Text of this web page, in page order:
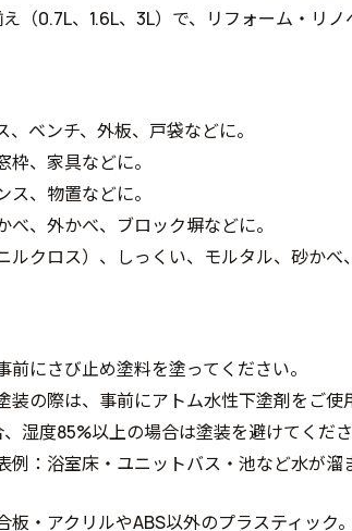
（0.7L、1.6L、3L）で、リフォーム・リノ
、ベンチ、外板、戸袋などに。
、家具などに。
、物置などに。
べ、外かべ、ブロック塀などに。
ルクロス）、しっくい、モルタル、砂かべ
前にさび止め塗料を塗ってください。
装の際は、事前にアトム水性下塗剤をご使
湿度85%以上の場合は塗装を避けてくださ
例：浴室床・ユニットバス・池など水が溜
・アクリルやABS以外のプラスティック。